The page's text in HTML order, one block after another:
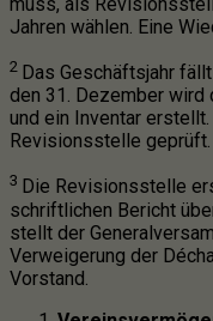
Jahren wählen. Eine
2 Das Geschäftsjahr
den 31. Dezember wird
und ein Inventar
Revisionsstelle geprüft.
3 Die Revisionsstelle
schriftlichen Bericht
stellt der
Verweigerung der
Vorstand.